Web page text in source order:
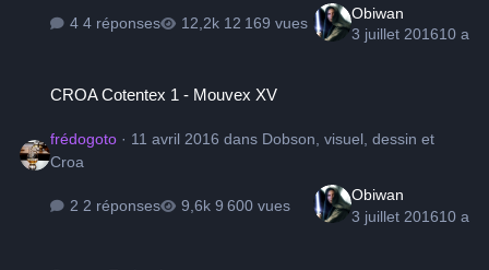
4 réponses 12 169 vues
Obiwan
3 juillet 201610 a
CROA Cotentex 1 - Mouvex XV
frédogoto · 11 avril 2016 dans Dobson, visuel, dessin et
Croa
2 réponses 9 600 vues
Obiwan
3 juillet 201610 a